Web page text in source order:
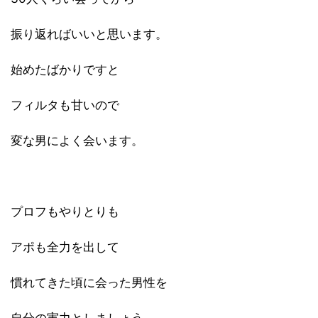
振り返ればいいと思います。
始めたばかりですと
フィルタも甘いので
変な男によく会います。
プロフもやりとりも
アポも全力を出して
慣れてきた頃に会った男性を